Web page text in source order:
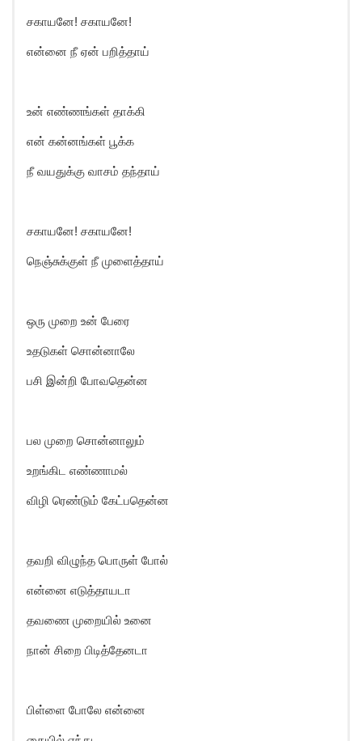
சகாயனே! சகாயனே!
என்னை நீ ஏன் பறித்தாய்
உன் எண்ணங்கள் தாக்கி
என் கன்னங்கள் பூக்க
நீ வயதுக்கு வாசம் தந்தாய்
சகாயனே! சகாயனே!
நெஞ்சுக்குள் நீ முளைத்தாய்
ஒரு முறை உன் பேரை
உதடுகள் சொன்னாலே
பசி இன்றி போவதென்ன
பல முறை சொன்னாலும்
உறங்கிட எண்ணாமல்
விழி ரெண்டும் கேட்பதென்ன
தவறி விழுந்த பொருள் போல்
என்னை எடுத்தாயடா
தவணை முறையில் உனை
நான் சிறை பிடித்தேனடா
பிள்ளை போலே என்னை